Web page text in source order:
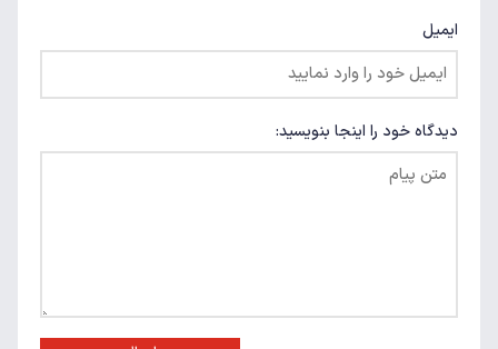
ایمیل
دیدگاه خود را اینجا بنویسید: